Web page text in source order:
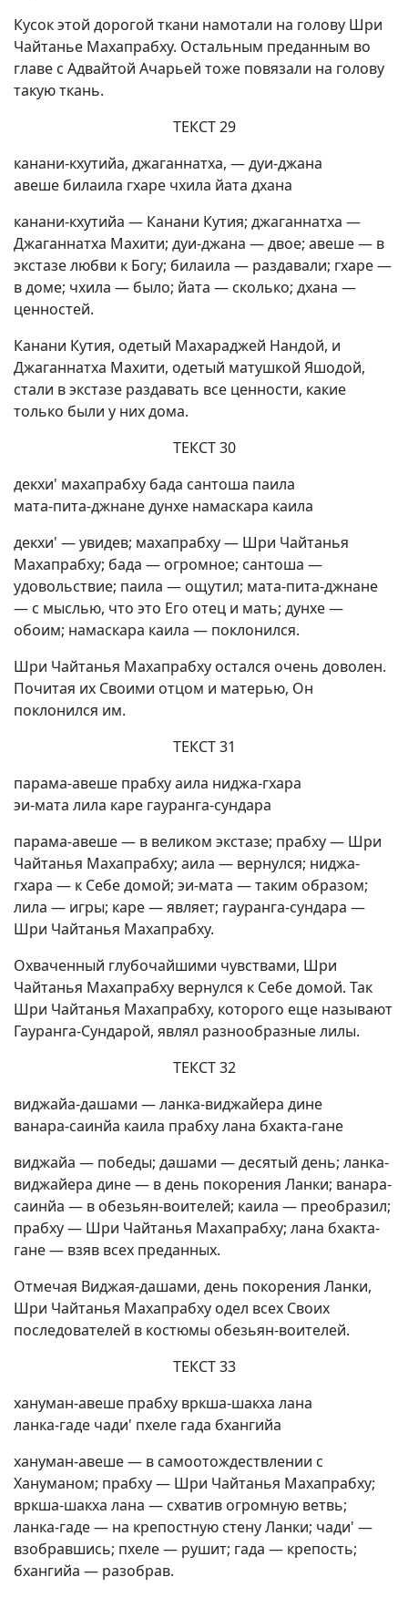
Кусок этой дорогой ткани намотали на голову Шри
Чайтанье Махапрабху. Остальным преданным во
главе с Адвайтой Ачарьей тоже повязали на голову
такую ткань.
ТЕКСТ 29
канани-кхутийа, джаганнатха, — дуи-джана
авеше билаила гхаре чхила йата дхана
канани-кхутийа — Канани Кутия; джаганнатха —
Джаганнатха Махити; дуи-джана — двое; авеше — в
экстазе любви к Богу; билаила — раздавали; гхаре —
в доме; чхила — было; йата — сколько; дхана —
ценностей.
Канани Кутия, одетый Махараджей Нандой, и
Джаганнатха Махити, одетый матушкой Яшодой,
стали в экстазе раздавать все ценности, какие
только были у них дома.
ТЕКСТ 30
декхи' махапрабху бада сантоша паила
мата-пита-джнане дунхе намаскара каила
декхи' — увидев; махапрабху — Шри Чайтанья
Махапрабху; бада — огромное; сантоша —
удовольствие; паила — ощутил; мата-пита-джнане
— с мыслью, что это Его отец и мать; дунхе —
обоим; намаскара каила — поклонился.
Шри Чайтанья Махапрабху остался очень доволен.
Почитая их Своими отцом и матерью, Он
поклонился им.
ТЕКСТ 31
парама-авеше прабху аила ниджа-гхара
эи-мата лила каре гауранга-сундара
парама-авеше — в великом экстазе; прабху — Шри
Чайтанья Махапрабху; аила — вернулся; ниджа-
гхара — к Себе домой; эи-мата — таким образом;
лила — игры; каре — являет; гауранга-сундара —
Шри Чайтанья Махапрабху.
Охваченный глубочайшими чувствами, Шри
Чайтанья Махапрабху вернулся к Себе домой. Так
Шри Чайтанья Махапрабху, которого еще называют
Гауранга-Сундарой, являл разнообразные лилы.
ТЕКСТ 32
виджайа-дашами — ланка-виджайера дине
ванара-саинйа каила прабху лана бхакта-гане
виджайа — победы; дашами — десятый день; ланка-
виджайера дине — в день покорения Ланки; ванара-
саинйа — в обезьян-воителей; каила — преобразил;
прабху — Шри Чайтанья Махапрабху; лана бхакта-
гане — взяв всех преданных.
Отмечая Виджая-дашами, день покорения Ланки,
Шри Чайтанья Махапрабху одел всех Своих
последователей в костюмы обезьян-воителей.
ТЕКСТ 33
хануман-авеше прабху вркша-шакха лана
ланка-гаде чади' пхеле гада бхангийа
хануман-авеше — в самоотождествлении с
Хануманом; прабху — Шри Чайтанья Махапрабху;
вркша-шакха лана — схватив огромную ветвь;
ланка-гаде — на крепостную стену Ланки; чади' —
взобравшись; пхеле — рушит; гада — крепость;
бхангийа — разобрав.